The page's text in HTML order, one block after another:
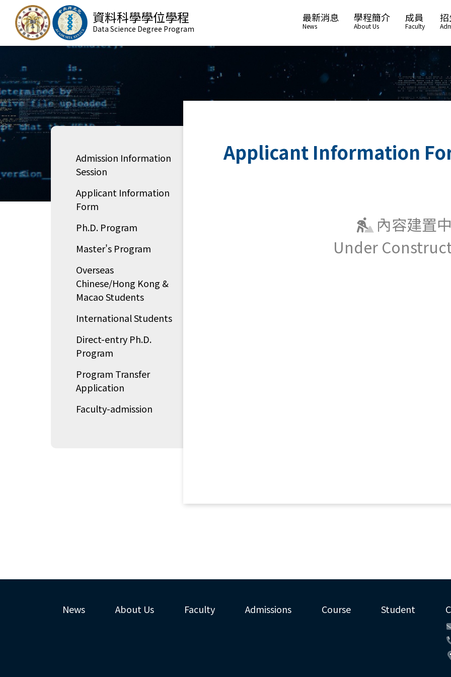
資料科學學位學程
Data Science Degree Program
最新消息
News
學程簡介
About Us
成員
Faculty
Admission Information
Session
Applicant Information
Form
Ph.D. Program
Master's Program
Overseas
Chinese/Hong Kong &
Macao Students
International Students
Direct-entry Ph.D.
Program
Program Transfer
Application
Faculty-admission
Applicant Information
內容建置
Under
News About Us Faculty Admissions Course Student